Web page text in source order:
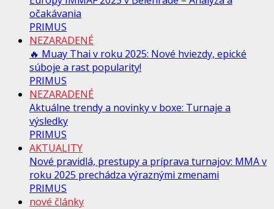
očakávania
PRIMUS
NEZARADENÉ
🔥 Muay Thai v roku 2025: Nové hviezdy, epické
súboje a rast popularity!
PRIMUS
NEZARADENÉ
Aktuálne trendy a novinky v boxe: Turnaje a
výsledky
PRIMUS
AKTUALITY
Nové pravidlá, prestupy a príprava turnajov: MMA v
roku 2025 prechádza výraznými zmenami
PRIMUS
nové články